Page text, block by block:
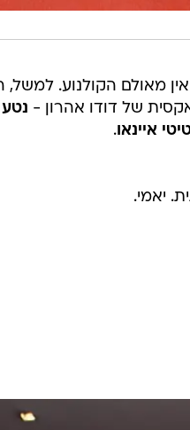
מאולם הקולנוע. למשל,
של דודו אהרון - נטע
איינאו.
יאמי.